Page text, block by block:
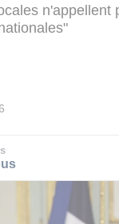
n'appellent